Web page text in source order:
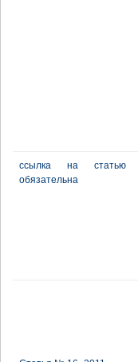
ссылка на статью
обязательна